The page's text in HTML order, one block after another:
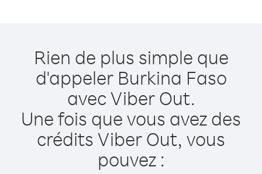
Rien de plus simple que
d'appeler Burkina Faso
avec Viber Out.
Une fois que vous avez des
crédits Viber Out, vous
pouvez :